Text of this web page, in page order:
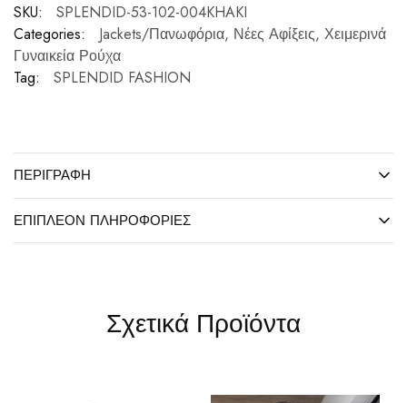
SKU:
SPLENDID-53-102-004KHAKI
Categories:
Jackets/Πανωφόρια, Νέες Αφίξεις, Χειμερινά
Γυναικεία Ρούχα
Tag:
SPLENDID FASHION
ΠΕΡΙΓΡΑΦΉ
ΕΠΙΠΛΈΟΝ ΠΛΗΡΟΦΟΡΊΕΣ
Σχετικά Προϊόντα